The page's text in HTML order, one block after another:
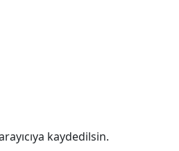
kaydedilsin.